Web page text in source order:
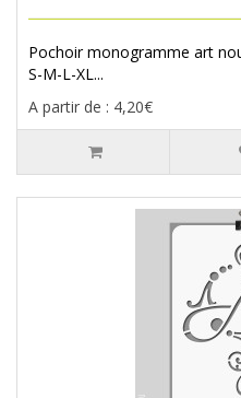
Pochoir monogramme art
S-M-L-XL...
A partir de : 4,20€